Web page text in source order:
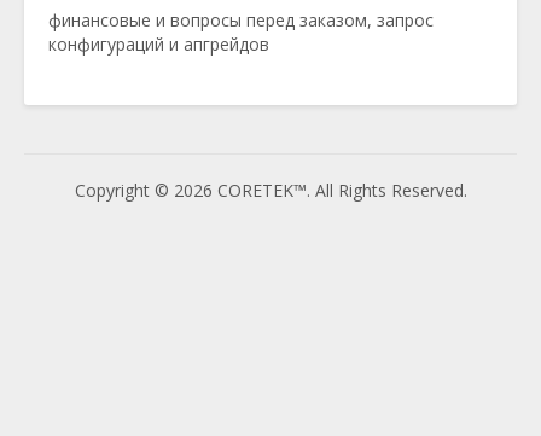
финансовые и вопросы перед заказом, запрос
конфигураций и апгрейдов
Copyright © 2026 CORETEK™. All Rights Reserved.